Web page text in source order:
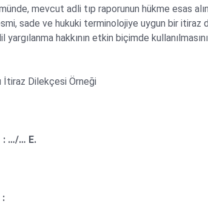
mevcut adli tıp raporunun hükme esas
sade ve hukuki terminolojiye uygun bir
yargılanma hakkının etkin biçimde
İtiraz Dilekçesi Örneği
E.